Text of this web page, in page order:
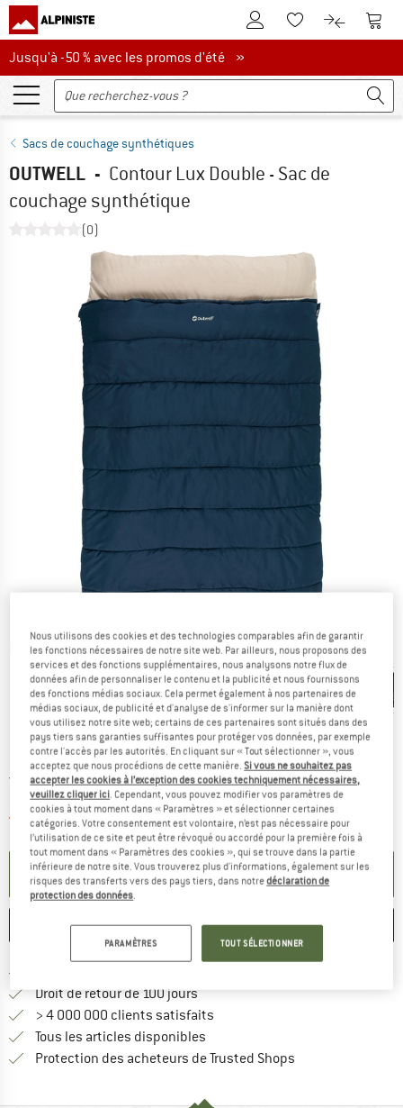
Vers le compte client
Vers la liste
Vers le
Jusqu'à -50 % avec les promos d'été
Jusqu'à -50 % avec les promos d'été »
Sacs de couchage synthétiques
OUTWELL - Contour Lux Double - Sac de
couchage synthétique
(0)
Photos détaillées
Prix:
119,95€ TVA incl.
Livraison gratuite(FR)France. Informations sur les frais de
Article momentanément épuisé;Le lien s'ouvre dans une boîte
PARAMÉTRER ALERTE
ENREGISTRER COMPARER
Droit de retour de 100 jours
> 4 000 000 clients satisfaits
Tous les articles disponibles
Protection des acheteurs de Trusted Shops
Nous utilisons des cookies et des technologies comparables afin de garantir
les fonctions nécessaires de notre site web. Par ailleurs, nous proposons des
services et des fonctions supplémentaires, nous analysons notre flux de
données afin de personnaliser le contenu et la publicité et nous fournissons
des fonctions médias sociaux. Cela permet également à nos partenaires de
médias sociaux, de publicité et d'analyse de s'informer sur la manière dont
vous utilisez notre site web; certains de ces partenaires sont situés dans des
pays tiers sans garanties suffisantes pour protéger vos données, par exemple
contre l'accès par les autorités. En cliquant sur « Tout sélectionner », vous
acceptez que nous procédions de cette manière.Si vous ne souhaitez pas
accepter les cookies à l’exception des cookies techniquement nécessaires,
veuillez cliquer ici. Cependant, vous pouvez modifier vos paramètres de
cookies à tout moment dans « Paramètres » et sélectionner certaines
catégories. Votre consentement est volontaire, n’est pas nécessaire pour
l’utilisation de ce site et peut être révoqué ou accordé pour la première fois à
tout moment dans « Paramètres des cookies », qui se trouve dans la partie
inférieure de notre site. Vous trouverez plus d'informations, également sur les
risques des transferts vers des pays tiers, dans notredéclaration de
protection des données.
PARAMÈTRES TOUT SÉLECTIONNER